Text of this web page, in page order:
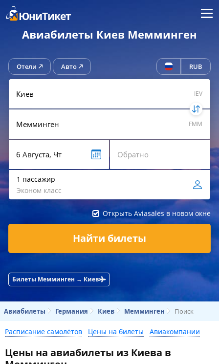
ЮниТикет Меню
Авиабилеты Киев Мемминген
Отели Авто RUB
IEV
FMM
1 пассажир
Эконом класс
Открыть Aviasales в новом окне
Найти билеты
Билеты Мемминген → Киев
Авиабилеты Германия Киев Мемминген Поиск
Расписание самолётов Цены на билеты Авиакомпании
Цены на авиабилеты из Киева в